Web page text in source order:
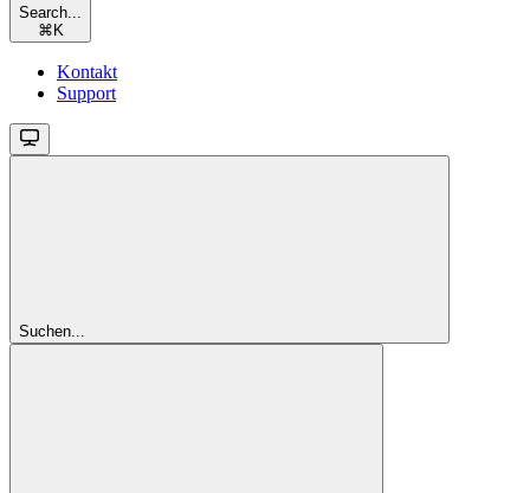
Search...
⌘ K
Kontakt
Support
Suchen...